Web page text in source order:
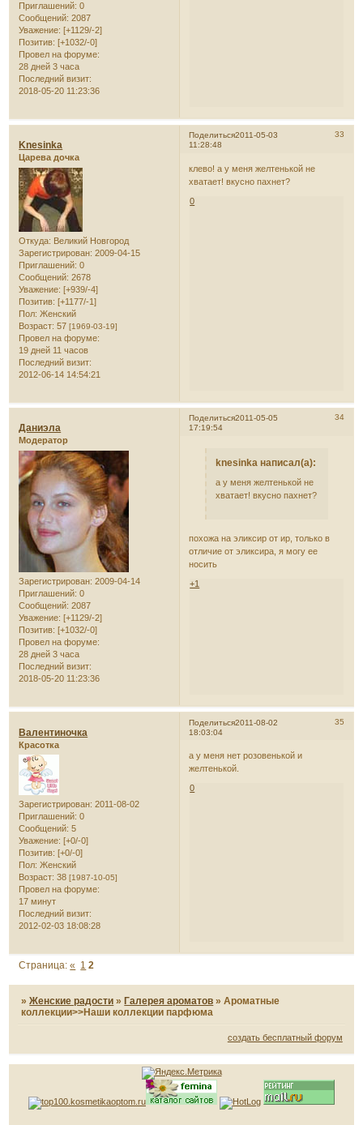
Приглашений: 0
Сообщений: 2087
Уважение: [+1129/-2]
Позитив: [+1032/-0]
Провел на форуме:
28 дней 3 часа
Последний визит:
2018-05-20 11:23:36
Поделиться 33
2011-05-03
11:28:48
Knesinka
Царева дочка
Откуда: Великий Новгород
Зарегистрирован: 2009-04-15
Приглашений: 0
Сообщений: 2678
Уважение: [+939/-4]
Позитив: [+1177/-1]
Пол: Женский
Возраст: 57[1969-03-19]
Провел на форуме:
19 дней 11 часов
Последний визит:
2012-06-14 14:54:21
клево! а у меня желтенькой не
хватает! вкусно пахнет?
0
Поделиться 34
2011-05-05
17:19:54
Даниэла
Модератор
Зарегистрирован: 2009-04-14
Приглашений: 0
Сообщений: 2087
Уважение: [+1129/-2]
Позитив: [+1032/-0]
Провел на форуме:
28 дней 3 часа
Последний визит:
2018-05-20 11:23:36
knesinka написал(а):
а у меня желтенькой не
хватает! вкусно пахнет?
похожа на эликсир от ир, только в
отличие от эликсира, я могу ее
носить
+1
Поделиться 35
2011-08-02
18:03:04
Валентиночка
Красотка
Зарегистрирован: 2011-08-02
Приглашений: 0
Сообщений: 5
Уважение: [+0/-0]
Позитив: [+0/-0]
Пол: Женский
Возраст: 38[1987-10-05]
Провел на форуме:
17 минут
Последний визит:
2012-02-03 18:08:28
а у меня нет розовенькой и
желтенькой.
0
Страница:« 1 2
»Женские радости »Галерея ароматов »Ароматные
коллекции>>Наши коллекции парфюма
создать бесплатный форум